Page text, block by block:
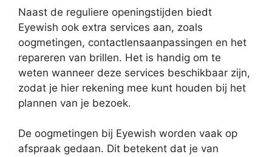
Naast de reguliere openingstijden biedt
Eyewish ook extra services aan, zoals
oogmetingen, contactlensaanpassingen en het
repareren van brillen. Het is handig om te
weten wanneer deze services beschikbaar zijn,
zodat je hier rekening mee kunt houden bij het
plannen van je bezoek.
De oogmetingen bij Eyewish worden vaak op
afspraak gedaan. Dit betekent dat je van